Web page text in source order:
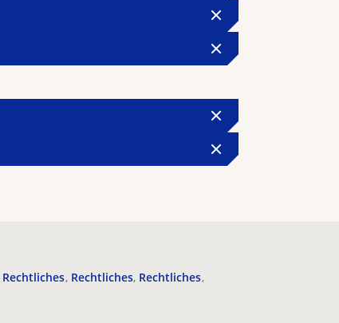
Rechtliches Rechtliches Rechtliches